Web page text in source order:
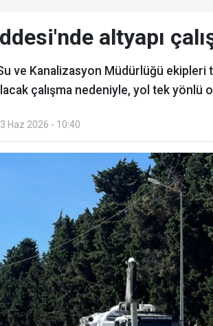
altyapı
ve Kanalizasyon Müdürlüğü ekipleri
çalışma nedeniyle, yol tek yönlü
3 Haz 2026 - 10:40